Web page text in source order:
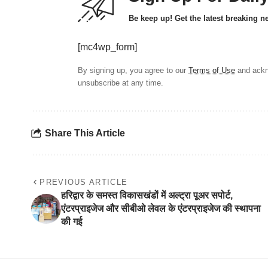
Be keep up! Get the latest breaking
[mc4wp_form]
By signing up, you agree to our Terms of Use and
unsubscribe at any time.
Share This Article
PREVIOUS ARTICLE
हरिद्वार के समस्त विकासखंडों में अल्ट्रा पूअर सपोर्ट,
एंटरप्राइजेज और सीबीओ लेवल के एंटरप्राइजेज की स्थापना
की गई